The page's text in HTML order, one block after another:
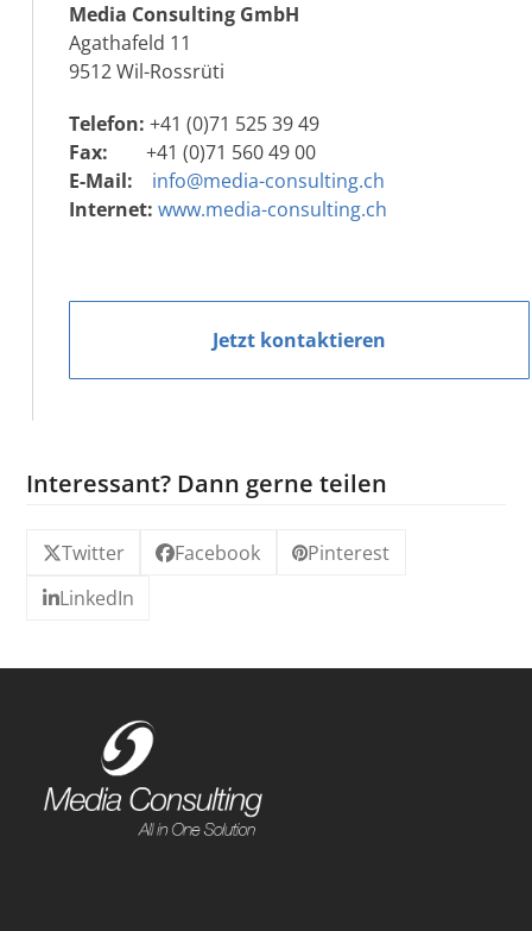
Media Consulting GmbH
Agathafeld 11
9512 Wil-Rossrüti
Telefon: +41 (0)71 525 39 49
Fax: +41 (0)71 560 49 00
E-Mail:
info@media-consulting.ch
Internet: www.media-consulting.ch
Jetzt kontaktieren
Interessant? Dann gerne teilen
Twitter Facebook
Pinterest
LinkedIn